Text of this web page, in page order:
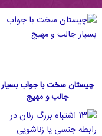
چیستان سخت با جواب بسیار
جالب و مهیج